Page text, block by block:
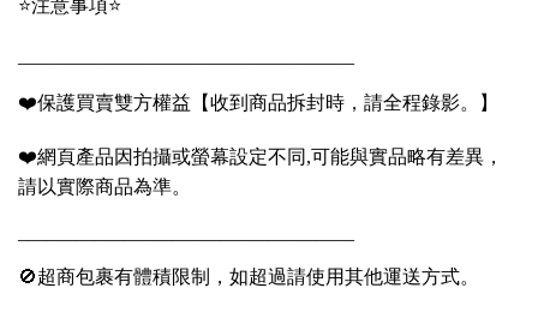
⭐️注意事項⭐️
❤️保護買賣雙方權益【收到商品拆封時，請全程錄影。】
❤️網頁產品因拍攝或螢幕設定不同,可能與實品略有差異，
請以實際商品為準。
🚫超商包裹有體積限制，如超過請使用其他運送方式。